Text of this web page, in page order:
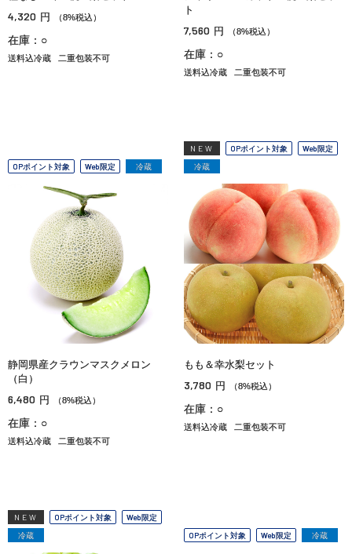
4,320 円 （8%税込）
在庫：○
送料込冷蔵 二重包装不可
ト
7,560 円 （8%税込）
在庫：○
送料込冷蔵 二重包装不可
OPポイント対象 Web限定 冷蔵
静岡県産クラウンマスクメロン
（白）
6,480 円 （8%税込）
在庫：○
送料込冷蔵 二重包装不可
NEW OPポイント対象
Web限定
冷蔵
もも＆幸水梨セット
3,780 円 （8%税込）
在庫：○
送料込冷蔵 二重包装不可
NEW OPポイント対象
Web限定
冷蔵
OPポイント対象 Web限定 冷蔵